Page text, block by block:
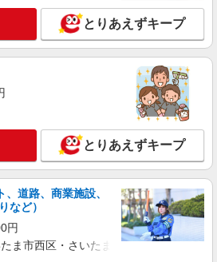
詳細を見る
クス
スーパー向けの常温ピッキング
1,160円〜1,375円 ※5時まで1,375円
府京都市南区吉祥院石原上川原町1-2
詳細を見る
クス KS店舗事業所
物流センター内でのドライ商品の積み
品
とりあえずキープ
とりあえずキープ
道路、商業施設、
など）
円
ま市西区・さいたま市岩槻区・久喜市・